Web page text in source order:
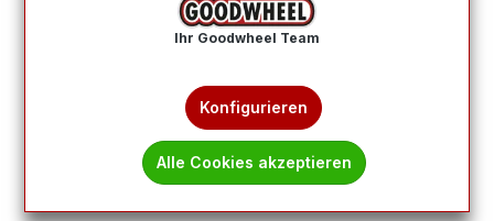
Produkte filtern
Keine Produkte gefunden.
Ihr Goodwheel Team
Konfigurieren
Alle Cookies akzeptieren